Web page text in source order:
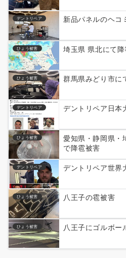
デントリペア 新品パネルのヘコ
ひょう被害 埼玉県 県北にて降
ひょう被害 群馬県みどり市に
デントリペア デントリペア日本
ひょう被害
愛知県・静岡県・
で降雹被害
デントリペア デントリペア世界
ひょう被害 八王子の雹被害
ひょう被害 八王子にゴルボー